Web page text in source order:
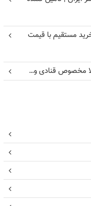
کشمش آفتابی درجه یک تا ۳ | خرید مستقیم با قیمت
مخصوص قنادی و…